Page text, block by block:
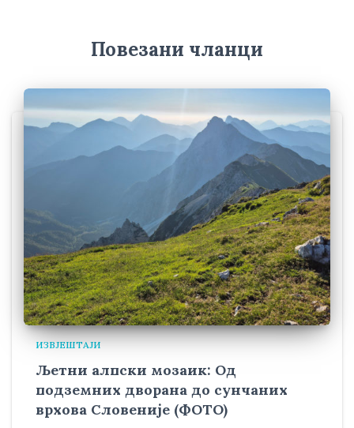
Повезани чланци
ИЗВЈЕШТАЈИ
Љетни алпски мозаик: Од
подземних дворана до сунчаних
врхова Словеније (ФОТО)